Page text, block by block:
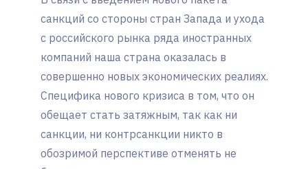
санкций со стороны стран Запада и ухода
с российского рынка ряда иностранных
компаний наша страна оказалась в
совершенно новых экономических реалиях.
Специфика нового кризиса в том, что он
обещает стать затяжным, так как ни
санкции, ни контрсанкции никто в
обозримой перспективе отменять не